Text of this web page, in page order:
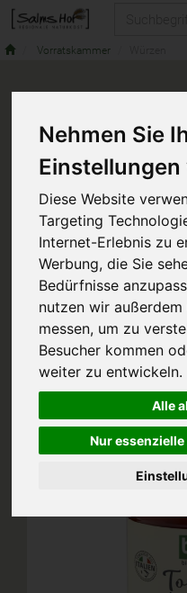
Nehmen Sie
Einstellungen
Diese Website
Targeting
Internet-Erlebnis zu
Werbung, die Sie
Bedürfnisse
nutzen wir außerdem
messen, um zu
Besucher kommen
weiter zu entwickeln.
Alle
Nur
Vorratskammer